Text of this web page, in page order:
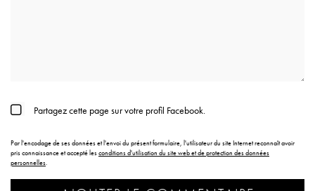
Partagez cette page sur votre profil Facebook.
Par l'encodage de ses données et l'envoi du présent formulaire, l'utilisateur du site Internet reconnaît avoir
pris connaissance et accepté lesconditions d'utilisation du site web et de protection des données
personnelles.